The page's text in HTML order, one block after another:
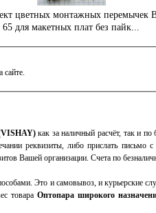
цветных монтажных перемычек
65 для макетных плат без пайк...
сайте.
как за наличный расчёт, так и по
реквизиты, либо прислать письмо
Вашей организации. Счета по
Это и самовывоз, и курьерские
товара Оптопара широкого